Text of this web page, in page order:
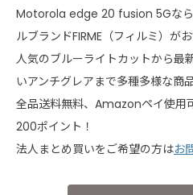
Motorola edge 20 fusion 5Gなら
ルブランドFIRME（フィルミ）が
人気のブルーライトカットから最
いアンチグレアまで多種多様な商
全品送料無料、Amazonペイ使用
200ポイント！
法人まとめ買いをご希望の方はお